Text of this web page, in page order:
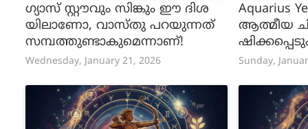
ഗ്യാസ് സ്റ്റൗവും സിങ്കും ഈ ദിശ
യിലാണോ, വാസ്തു പറയുന്നത്
സമ്പത്തുണ്ടാകുമെന്നാണ്!
Wednesday, January 21, 2026
Aquarius
ആത്മീയ
യിൽ
Sunday,